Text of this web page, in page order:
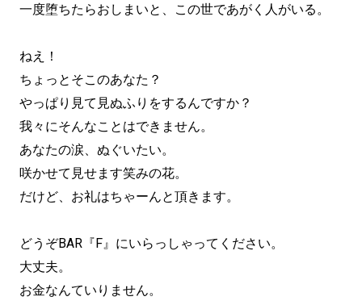
一度堕ちたらおしまいと、この世であがく人がいる。
ねえ！
ちょっとそこのあなた？
やっぱり見て見ぬふりをするんですか？
我々にそんなことはできません。
あなたの涙、ぬぐいたい。
咲かせて見せます笑みの花。
だけど、お礼はちゃーんと頂きます。
どうぞBAR『F』にいらっしゃってください。
大丈夫。
お金なんていりません。